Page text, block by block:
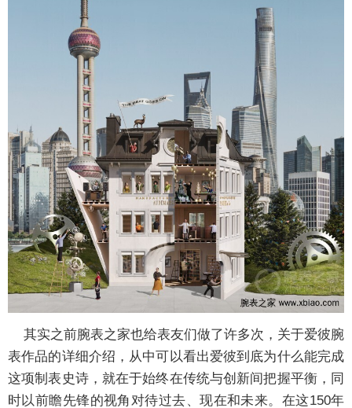
其实之前腕表之家也给表友们做了许多次，关于爱彼腕
表作品的详细介绍，从中可以看出爱彼到底为什么能完成
这项制表史诗，就在于始终在传统与创新间把握平衡，同
时以前瞻先锋的视角对待过去、现在和未来。在这150年